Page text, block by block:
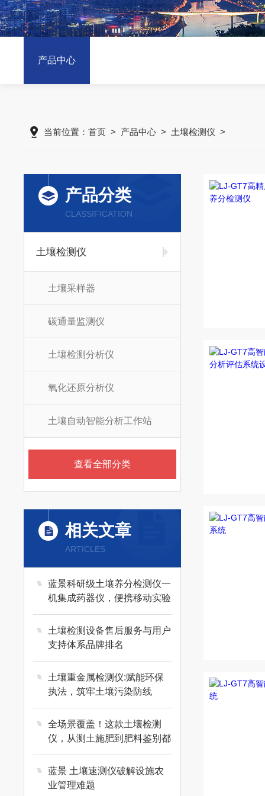
产品中心
当前位置：首页 > 产品中心 > 土壤检测仪 >
产品分类
CLASSIFICATION
土壤检测仪
土壤采样器
碳通量监测仪
土壤检测分析仪
氧化还原分析仪
土壤自动智能分析工作站
查看全部分类
相关文章
ARTICLES
蓝景科研级土壤养分检测仪一
机集成药器仪，便携移动实验
室
土壤检测设备售后服务与用户
支持体系品牌排名
土壤重金属检测仪:赋能环保
执法，筑牢土壤污染防线
全场景覆盖！这款土壤检测
仪，从测土施肥到肥料鉴别都
好用
蓝景 土壤速测仪破解设施农
业管理难题